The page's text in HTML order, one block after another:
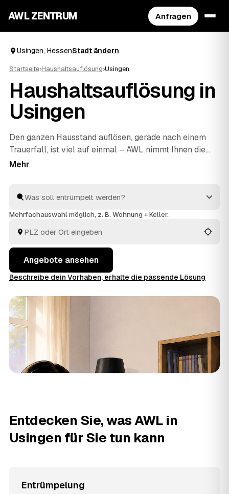
AWL ZENTRUM Anfragen
Usingen, HessenStadt ändern
Startseite›Haushaltsauflösung›Usingen
Haushaltsauflösung in
Usingen
Den ganzen Hausstand auflösen, gerade nach einem
Trauerfall, ist viel auf einmal – AWL nimmt Ihnen die
Suche ab. Eine Anfrage genügt, und geprüfte Anbieter
Keller, Dachboden oder kompletter Nachlass werden
einfühlsam geräumt und fachgerecht entsorgt,
behalten Sie den Überblick, ohne jedem Betrieb einzeln
hinterherzulaufen.
Mehrfachauswahl möglich, z. B. Wohnung + Keller.
Angebote ansehen
Beschreibe dein Vorhaben, erhalte die passende Lösung
Entdecken Sie, was AWL in
Usingen für Sie tun kann
Entrümpelung